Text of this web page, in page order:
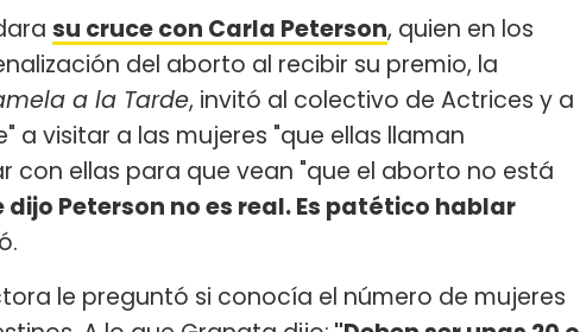
su cruce con Carla Peterson, quien en los
del aborto al recibir su premio, la
a la Tarde, invitó al colectivo de Actrices y a
a visitar a las mujeres "que ellas llaman
con ellas para que vean "que el aborto no está
dijo Peterson no es real. Es patético hablar
le preguntó si conocía el número de mujeres